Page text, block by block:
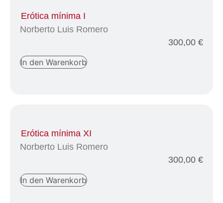
Erótica mínima I
Norberto Luis Romero
300,00 €
In den Warenkorb
Erótica mínima XI
Norberto Luis Romero
300,00 €
In den Warenkorb